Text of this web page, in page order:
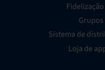
Sistema de
Loja de